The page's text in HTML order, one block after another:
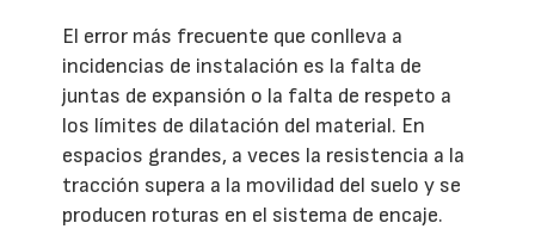
El error más frecuente que conlleva a
incidencias de instalación es la falta de
juntas de expansión o la falta de respeto a
los límites de dilatación del material. En
espacios grandes, a veces la resistencia a la
tracción supera a la movilidad del suelo y se
producen roturas en el sistema de encaje.